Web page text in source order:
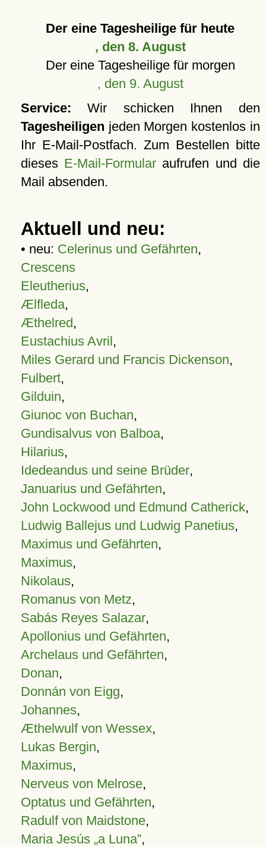
Der eine Tagesheilige für heute
, den 8. August
Der eine Tagesheilige für morgen
, den 9. August
Service: Wir schicken Ihnen den
Tagesheiligen jeden Morgen kostenlos in
Ihr E-Mail-Postfach. Zum Bestellen bitte
dieses E-Mail-Formular aufrufen und die
Mail absenden.
Aktuell und neu:
• neu: Celerinus und Gefährten,
Crescens
Eleutherius,
Ælfleda,
Æthelred,
Eustachius Avril,
Miles Gerard und Francis Dickenson,
Fulbert,
Gilduin,
Giunoc von Buchan,
Gundisalvus von Balboa,
Hilarius,
Idedeandus und seine Brüder,
Januarius und Gefährten,
John Lockwood und Edmund Catherick,
Ludwig Ballejus und Ludwig Panetius,
Maximus und Gefährten,
Maximus,
Nikolaus,
Romanus von Metz,
Sabás Reyes Salazar,
Apollonius und Gefährten,
Archelaus und Gefährten,
Donan,
Donnán von Eigg,
Johannes,
Æthelwulf von Wessex,
Lukas Bergin,
Maximus,
Nerveus von Melrose,
Optatus und Gefährten,
Radulf von Maidstone,
Maria Jesús „a Luna”,